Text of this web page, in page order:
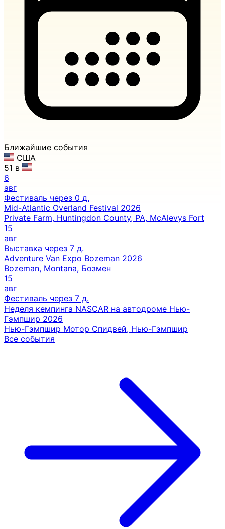
Ближайшие события
США
51 в
6
авг
Фестиваль через 0 д.
Mid-Atlantic Overland Festival 2026
Private Farm, Huntingdon County, PA, McAlevys Fort
15
авг
Выставка через 7 д.
Adventure Van Expo Bozeman 2026
Bozeman, Montana, Бозмен
15
авг
Фестиваль через 7 д.
Неделя кемпинга NASCAR на автодроме Нью-
Гэмпшир 2026
Нью-Гэмпшир Мотор Спидвей, Нью-Гэмпшир
Все события